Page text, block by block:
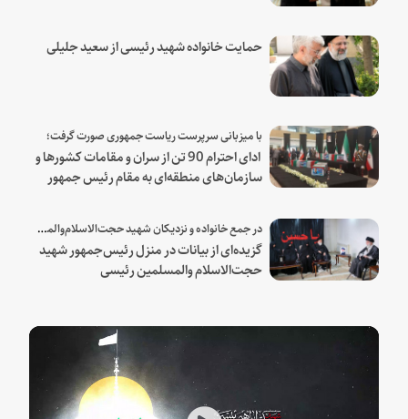
حمایت خانواده شهید رئیسی از سعید جلیلی
با میزبانی سرپرست ریاست جمهوری صورت گرفت؛
ادای احترام 90 تن از سران و مقامات کشورها و
سازمان‌های منطقه‌ای به مقام رئیس جمهور
در جمع خانواده و نزدیکان شهید حجت‌الاسلام‌والمسلمین رئیسی:
گزیده‌ای از بیانات در منزل رئیس‌جمهور شهید
حجت‌الاسلام والمسلمین رئیسی